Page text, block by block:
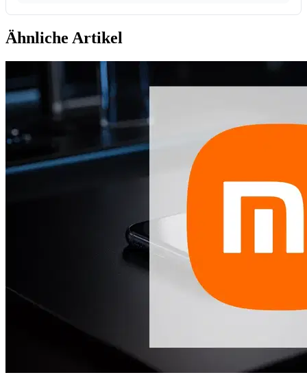
Ähnliche Artikel